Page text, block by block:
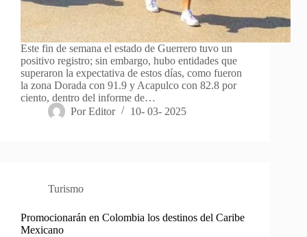
Este fin de semana el estado de Guerrero tuvo un
positivo registro; sin embargo, hubo entidades que
superaron la expectativa de estos días, como fueron
la zona Dorada con 91.9 y Acapulco con 82.8 por
ciento, dentro del informe de…
Por Editor 10- 03- 2025
Turismo
Promocionarán en Colombia los destinos del Caribe
Mexicano